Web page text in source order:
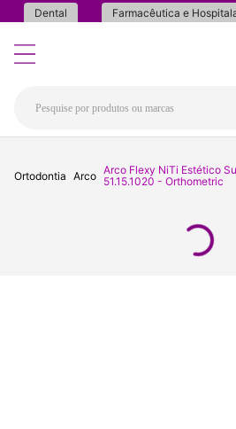
Dental Farmacêutica e
Ortodontia Arco Arco Flexy NiTi Estético
51.15.1020 - Orthometric